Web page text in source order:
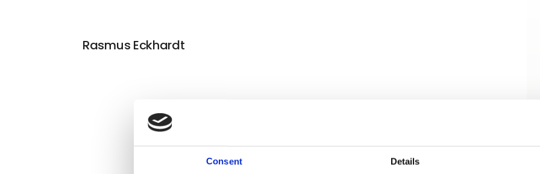
Consent Details
Rasmus Eckhardt